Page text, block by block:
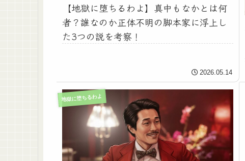
【地獄に堕ちるわよ】真中もなかとは何
者？誰なのか正体不明の脚本家に浮上し
た3つの説を考察！
2026.05.14
地獄に堕ちるわよ